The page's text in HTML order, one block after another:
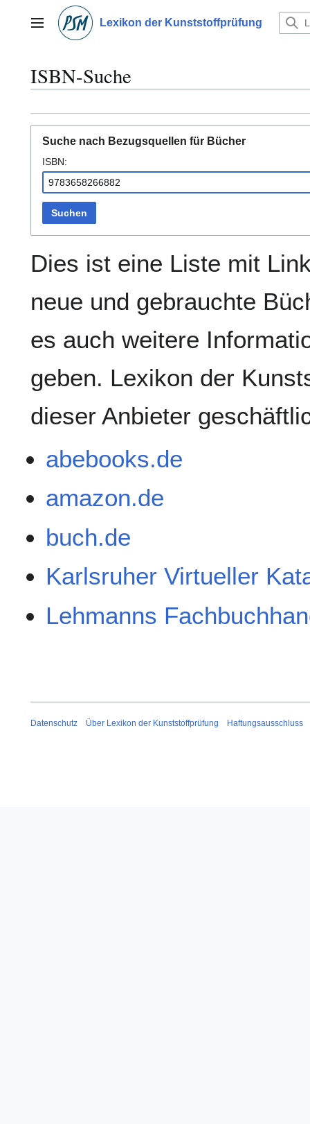
springenHauptmenü Lexikon der Kunststoffprüfung
ISBN-Suche
Suche nach Bezugsquellen für Bücher
ISBN:
Suchen
Dies ist eine Liste mit
neue und gebrauchte
es auch weitere
geben. Lexikon der
dieser Anbieter
abebooks.de
amazon.de
buch.de
Karlsruher Virtueller
Lehmanns
Datenschutz Über Lexikon der Kunststoffprüfung Haftungsausschluss